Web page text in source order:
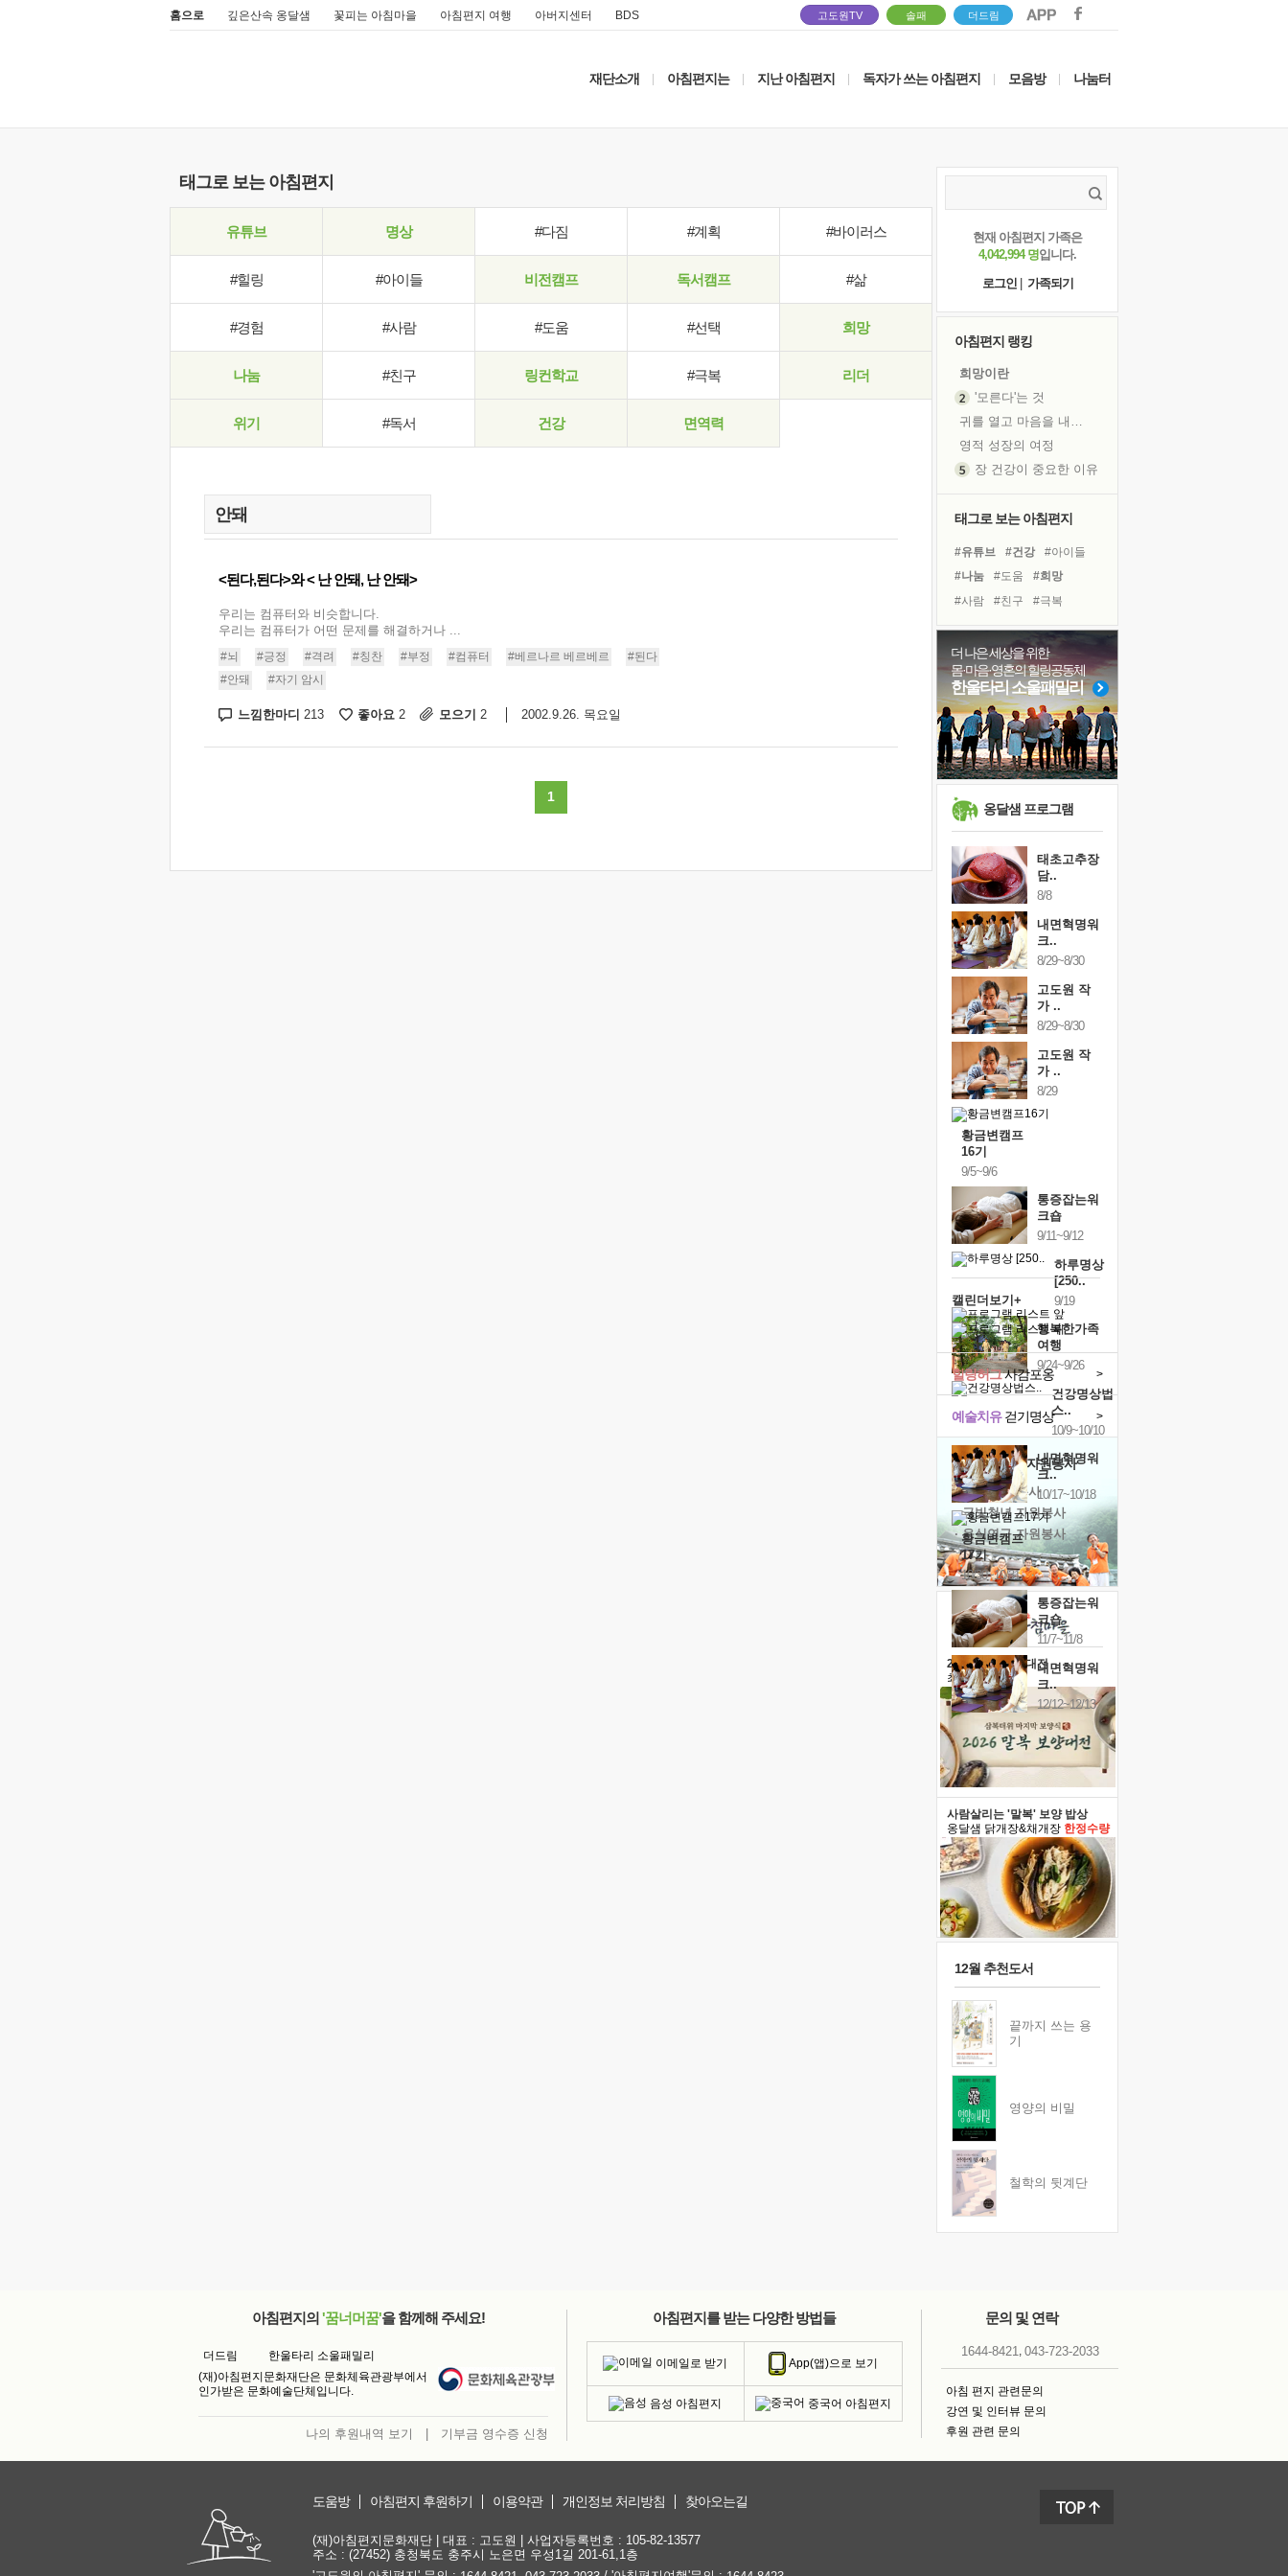
홈으로 깊은산속 옹달샘 꽃피는 아침마을 아침편지 여행 아버지센터 BDS 고도원TV 솔패 더드림
재단소개 아침편지는 지난 아침편지 독자가 쓰는 아침편지 모음방 나눔터
태그로 보는 아침편지
유튜브 명상 #다짐 #계획 #바이러스
#힐링 #아이들 비전캠프 독서캠프 #삶
#경험 #사람 #도움 #선택 희망
나눔 #친구 링컨학교 #극복 리더
위기 #독서 건강 면역력
<된다,된다>와 < 난 안돼, 난 안돼>
우리는 컴퓨터와 비슷합니다.
우리는 컴퓨터가 어떤 문제를 해결하거나 ...
#뇌 #긍정 #격려 #칭찬 #부정 #컴퓨터 #베르나르 베르베르
#된다
#안돼
#자기 암시
느낌한마디 213 좋아요 2 모으기 2 2002.9.26. 목요일
1
현재 아침편지 가족은
4,042,994 명입니다.
로그인
가족되기
아침편지 랭킹
희망이란
'모른다'는 것
귀를 열고 마음을 내어주고
영적 성장의 여정
장 건강이 중요한 이유
꿈이 실제가 되는 것
'말 타는 법'을 먼저
졸업식 사진을 보며
아픈 아버지를 위한 공간 설계
극심한 변비, 어깨결림, 수면 장애
보고 싶은 어머니
유년 시절의 부산 영도 바다
못된 꼰대들
거울 속의 나
태그로 보는 아침편지
#유튜브 #건강
#아이들
#나눔
#도움
#희망
#사람
#친구
#극복
#바이러스
#경험
#명상
#면역력
#힐링
#링컨학교
#삶
#위기
#독서
#리더
#비전캠프
#계획
더 나은 세상을 위한
몸·마음·영혼의 힐링공동체
한울타리 소울패밀리
옹달샘 프로그램
태초고추장
담..
8/8
내면혁명워
크..
8/29~8/30
고도원 작
가 ..
8/29~8/30
고도원 작
가 ..
8/29
황금변캠프
16기
9/5~9/6
통증잡는워
크숍
9/11~9/12
하루명상
[250..
9/19
행복한가족
여행
9/24~9/26
건강명상법
스..
10/9~10/10
내면혁명워
크..
10/17~10/18
황금변캠프
17기
10/30~10/31
통증잡는워
크숍
11/7~11/8
내면혁명워
크..
12/12~12/13
캘린더보기+
예술치유걷기명상 >
힐링허그사감포옹 >
'옹달샘의 꽃'자원봉사
· 청년 자원봉사
· 금빛청년 자원봉사
· 음식연구 자원봉사
2026 말복 보양대전
최대74%할인
사람살리는 '말복' 보양 밥상
옹달샘 닭개장&채개장 한정수량
12월 추천도서
끝까지 쓰는 용
기
영양의 비밀
철학의 뒷계단
아침편지의 '꿈너머꿈'을 함께해 주세요!
더드림
한울타리 소울패밀리
(재)아침편지문화재단은 문화체육관광부에서
인가받은 문화예술단체입니다.
나의 후원내역 보기 기부금 영수증 신청
아침편지를 받는 다양한 방법들
이메일로 받기 App(앱)으로 보기
음성 아침편지 중국어 아침편지
문의 및 연락
1644-8421, 043-723-2033
아침 편지 관련문의
강연 및 인터뷰 문의
후원 관련 문의
도움방 아침편지 후원하기 이용약관 개인정보 처리방침 찾아오는길
(재)아침편지문화재단 | 대표 : 고도원 | 사업자등록번호 : 105-82-13577
주소 : (27452) 충청북도 충주시 노은면 우성1길 201-61,1층